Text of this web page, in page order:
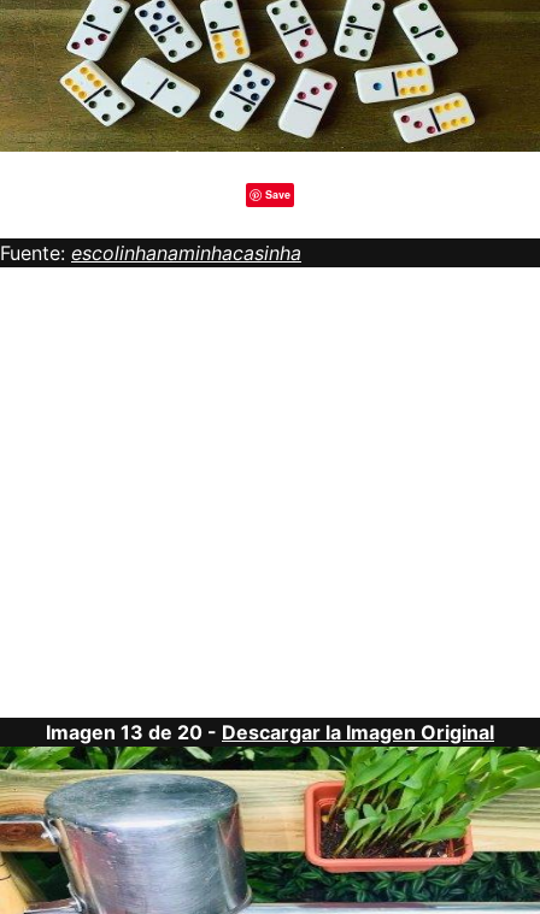
Save
Fuente: escolinhanaminhacasinha
Imagen 13 de 20 - Descargar la Imagen Original